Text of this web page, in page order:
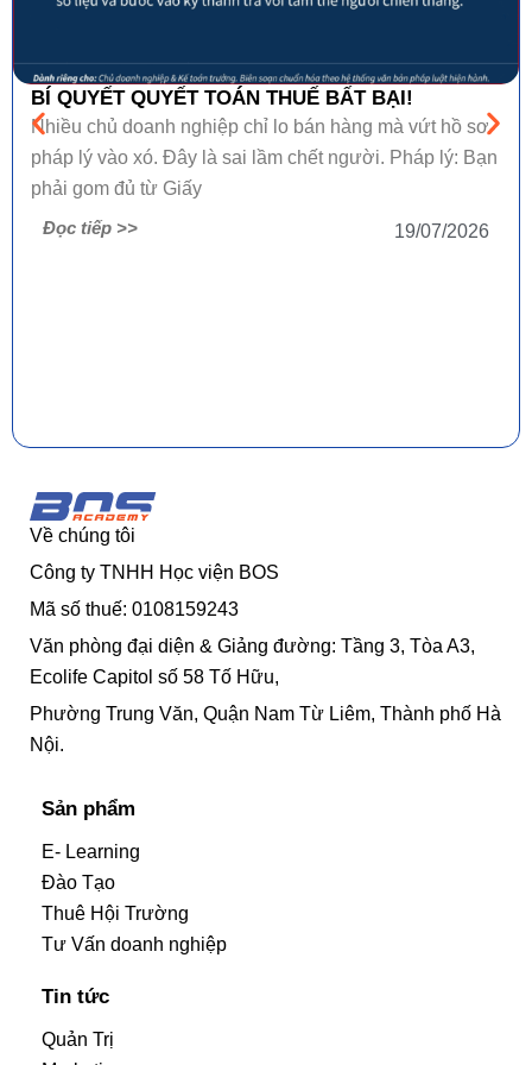
BÍ QUYẾT QUYẾT TOÁN THUẾ BẤT BẠI!
Nhiều chủ doanh nghiệp chỉ lo bán hàng mà vứt hồ sơ
pháp lý vào xó. Đây là sai lầm chết người. Pháp lý: Bạn
phải gom đủ từ Giấy
Đọc tiếp >>
19/07/2026
Về chúng tôi
Công ty TNHH Học viện BOS
Mã số thuế: 0108159243
Văn phòng đại diện & Giảng đường: Tầng 3, Tòa A3,
Ecolife Capitol số 58 Tố Hữu,
Phường Trung Văn, Quận Nam Từ Liêm, Thành phố Hà
Nội.
Sản phẩm
E- Learning
Đào Tạo
Thuê Hội Trường
Tư Vấn doanh nghiệp
Tin tức
Quản Trị